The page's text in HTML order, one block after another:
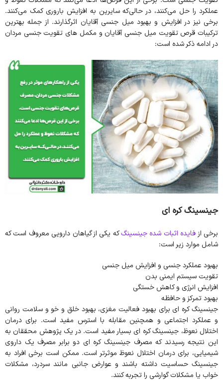
عملکرد را حل می‌کنند، در حالی‌که سایرین به افزایش باروری کمک می‌کنند.
برخی نیز در افزایش و بهبود میل جنسی آقایان اثرگذارند. از جمله بهترین
ترکیبات قرص تقویت میل جنسی آقایان و مکمل های تقویت جنسی مردان
در ادامه ذکر شده است:
جینسینگ کره ای
برخی از فایده اثبات شده جینسینگکه یکی از گیاهان دارویی معروف است که
شامل موارد زیر است:
بهبود عملکرد جنسی و افزایش میل جنسی
تقویت سیستم ایمنی بدن
افزایش انرژی و کاهش خستگی
بهبود تمرکز و حافظه
جینسینگ کره ای برای بهبود فعالیت مغزی، بهبود خلق و خو و سلامت روانی
و عملکرد اجتماعی و همچنین مقابله با استرس مفید است. برای درمان
اختلال نعوظ، جینسینگ کره ای بسیار مفید است. در یک پژوهش محققان به
این نتیجه رسیدند که مصرف جینسینگ کره ای دو برابر مصرف یک داروی
شیمیایی، برای درمان اختلال نعوظ موثرتر است. ممکن است برخی افراد به
جینسینگ حساسیت داشته باشند و عوارض جانبی مانند سردرد، مشکلات
خواب یا مشکلات گوارشی را تجربه کنند.